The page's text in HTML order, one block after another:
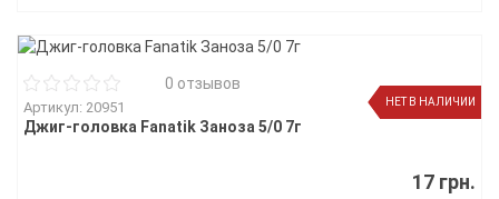
НЕТ В НАЛИЧИИ
0 отзывов
Артикул: 20951
Джиг-головка Fanatik Заноза 5/0 7г
17 грн.